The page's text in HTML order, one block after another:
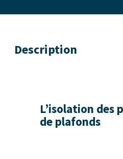
Description
L’isolation des
de plafonds